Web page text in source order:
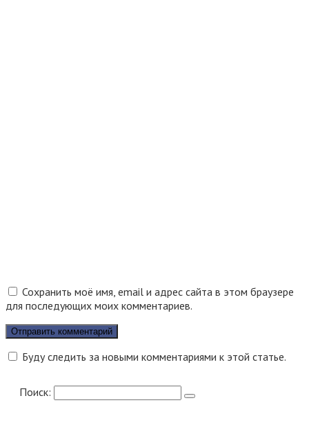
Сохранить моё имя, email и адрес сайта в этом браузере
для последующих моих комментариев.
Буду следить за новыми комментариями к этой статье.
Поиск: